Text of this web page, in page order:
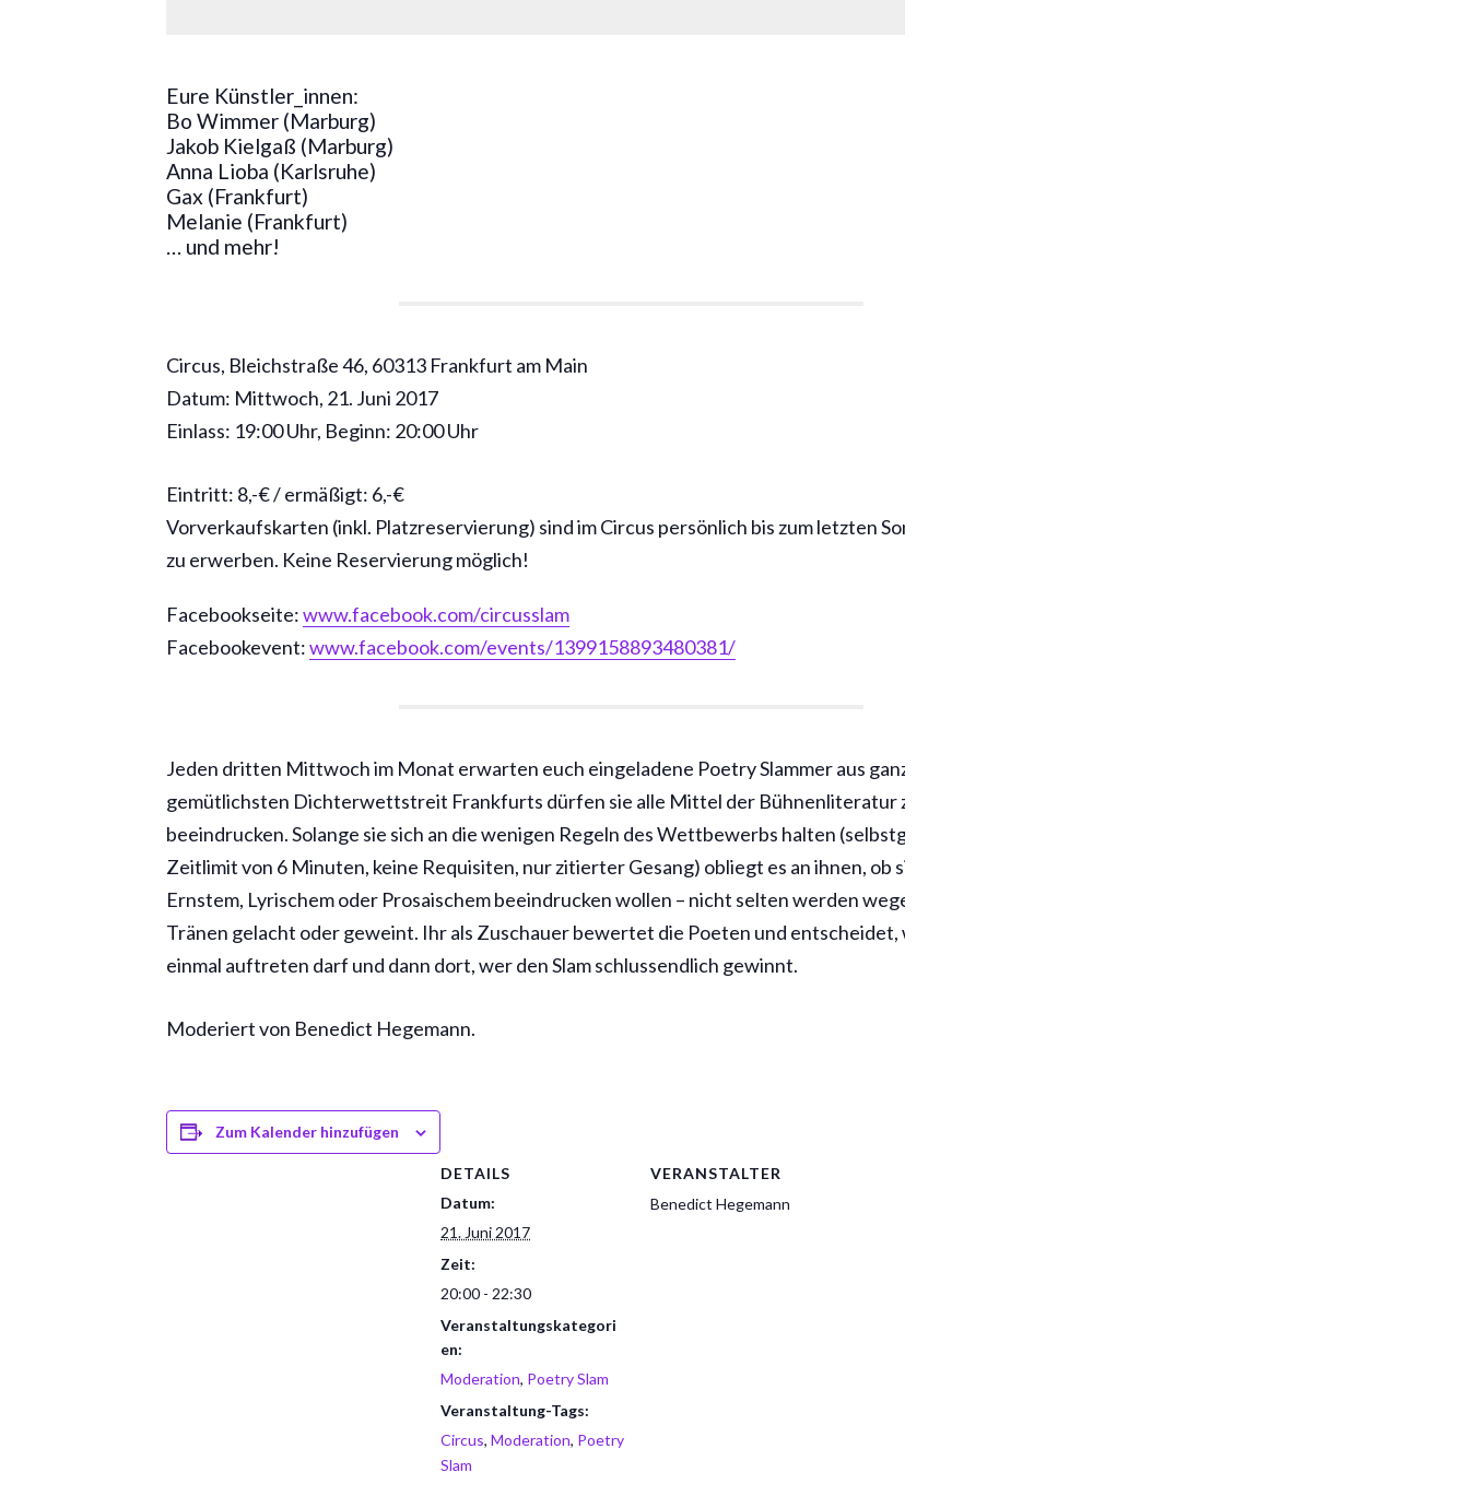
Eure Künstler_innen:
Bo Wimmer (Marburg)
Jakob Kielgaß (Marburg)
Anna Lioba (Karlsruhe)
Gax (Frankfurt)
Melanie (Frankfurt)
… und mehr!
Circus, Bleichstraße 46, 60313 Frankfurt am Main
Datum: Mittwoch, 21. Juni 2017
Einlass: 19:00 Uhr, Beginn: 20:00 Uhr
Eintritt: 8,-€ / ermäßigt: 6,-€
Vorverkaufskarten (inkl. Platzreservierung) sind im Circus persönlich bis zum letzten Sonntag vor dem Event
zu erwerben. Keine Reservierung möglich!
Facebookseite:www.facebook.com/circusslam
Facebookevent:www.facebook.com/events/1399158893480381/
Jeden dritten Mittwoch im Monat erwarten euch eingeladene Poetry Slammer aus ganz Deutschland. Hier im
gemütlichsten Dichterwettstreit Frankfurts dürfen sie alle Mittel der Bühnenliteratur ziehen, um euch zu
beeindrucken. Solange sie sich an die wenigen Regeln des Wettbewerbs halten (selbstgeschriebener Text,
Zeitlimit von 6 Minuten, keine Requisiten, nur zitierter Gesang) obliegt es an ihnen, ob sie euch mit Lustigem,
Ernstem, Lyrischem oder Prosaischem beeindrucken wollen – nicht selten werden wegen dieser Vielfalt
Tränen gelacht oder geweint. Ihr als Zuschauer bewertet die Poeten und entscheidet, wer im Finale noch
einmal auftreten darf und dann dort, wer den Slam schlussendlich gewinnt.
Moderiert von Benedict Hegemann.
Zum Kalender hinzufügen
DETAILS
Datum:
21. Juni 2017
Zeit:
20:00 - 22:30
Veranstaltungskategori
en:
Moderation, Poetry Slam
Veranstaltung-Tags:
Circus, Moderation, Poetry
Slam
VERANSTALTER
Benedict Hegemann